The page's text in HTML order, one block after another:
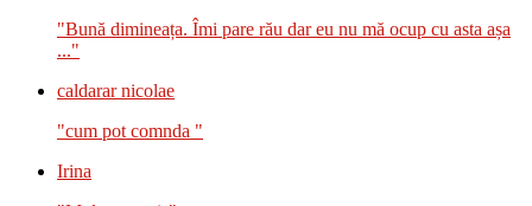
"Bună dimineața. Îmi pare rău dar eu nu mă ocup cu asta așa
..."
caldarar nicolae
"cum pot comnda "
Irina